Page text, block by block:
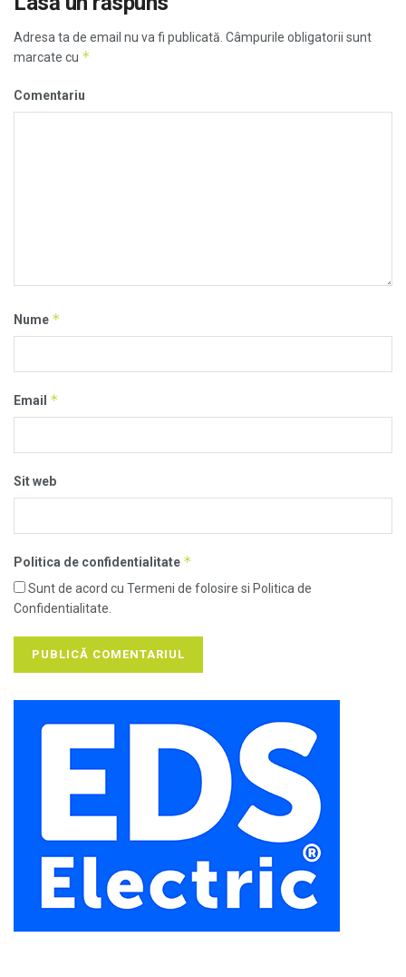
Adresa ta de email nu va fi publicată. Câmpurile obligatorii sunt
marcate cu *
Comentariu
Nume *
Email *
Sit web
Politica de confidentialitate *
Sunt de acord cu Termeni de folosire si Politica de
Confidentialitate.